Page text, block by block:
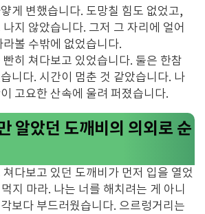
게 변했습니다. 도망칠 힘도 없었고,
지 않았습니다. 그저 그 자리에 얼어
볼 수밖에 없었습니다.
히 쳐다보고 있었습니다. 둘은 한참
니다. 시간이 멈춘 것 같았습니다. 나
고요한 산속에 울려 퍼졌습니다.
알았던 도깨비의 의외로 순
다보고 있던 도깨비가 먼저 입을 열었
지 마라. 나는 너를 해치려는 게 아니
보다 부드러웠습니다. 으르렁거리는